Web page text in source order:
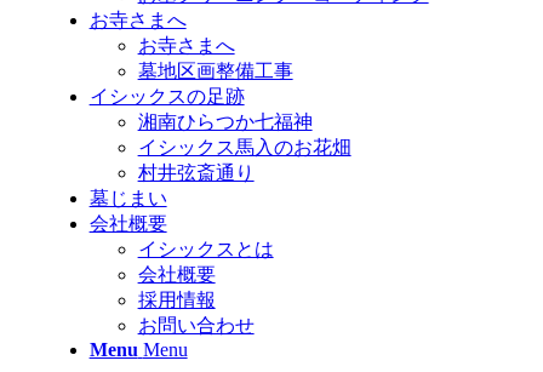
お寺さまへ
お寺さまへ
墓地区画整備工事
イシックスの足跡
湘南ひらつか七福神
イシックス馬入のお花畑
村井弦斎通り
墓じまい
会社概要
イシックスとは
会社概要
採用情報
お問い合わせ
Menu Menu